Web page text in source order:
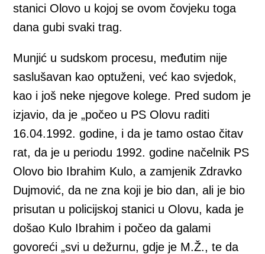
stanici Olovo u kojoj se ovom čovjeku toga
dana gubi svaki trag.
Munjić u sudskom procesu, međutim nije
saslušavan kao optuženi, već kao svjedok,
kao i još neke njegove kolege. Pred sudom je
izjavio, da je „počeo u PS Olovu raditi
16.04.1992. godine, i da je tamo ostao čitav
rat, da je u periodu 1992. godine načelnik PS
Olovo bio Ibrahim Kulo, a zamjenik Zdravko
Dujmović, da ne zna koji je bio dan, ali je bio
prisutan u policijskoj stanici u Olovu, kada je
došao Kulo Ibrahim i počeo da galami
govoreći „svi u dežurnu, gdje je M.Ž., te da